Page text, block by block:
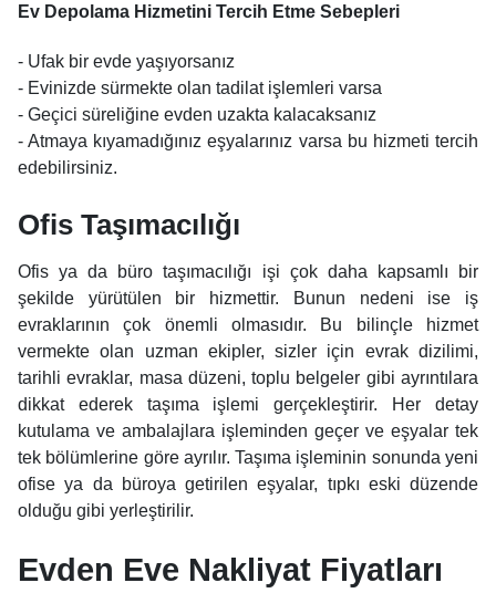
Ev Depolama Hizmetini Tercih Etme Sebepleri
- Ufak bir evde yaşıyorsanız
- Evinizde sürmekte olan tadilat işlemleri varsa
- Geçici süreliğine evden uzakta kalacaksanız
- Atmaya kıyamadığınız eşyalarınız varsa bu hizmeti tercih
edebilirsiniz.
Ofis Taşımacılığı
Ofis ya da büro taşımacılığı işi çok daha kapsamlı bir
şekilde yürütülen bir hizmettir. Bunun nedeni ise iş
evraklarının çok önemli olmasıdır. Bu bilinçle hizmet
vermekte olan uzman ekipler, sizler için evrak dizilimi,
tarihli evraklar, masa düzeni, toplu belgeler gibi ayrıntılara
dikkat ederek taşıma işlemi gerçekleştirir. Her detay
kutulama ve ambalajlara işleminden geçer ve eşyalar tek
tek bölümlerine göre ayrılır. Taşıma işleminin sonunda yeni
ofise ya da büroya getirilen eşyalar, tıpkı eski düzende
olduğu gibi yerleştirilir.
Evden Eve Nakliyat Fiyatları